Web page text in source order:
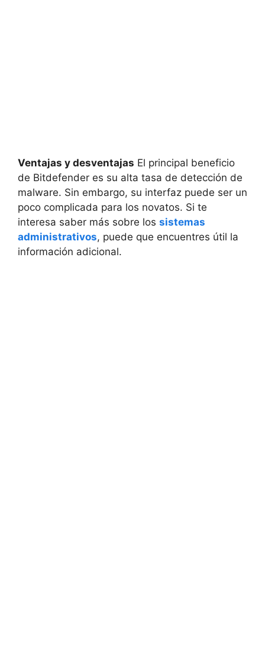
Ventajas y desventajas El principal beneficio
de Bitdefender es su alta tasa de detección de
malware. Sin embargo, su interfaz puede ser un
poco complicada para los novatos. Si te
interesa saber más sobre los sistemas
administrativos, puede que encuentres útil la
información adicional.